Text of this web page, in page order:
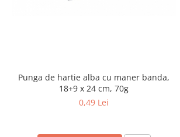
Punga de hartie alba cu maner banda,
18+9 x 24 cm, 70g
0,49 Lei